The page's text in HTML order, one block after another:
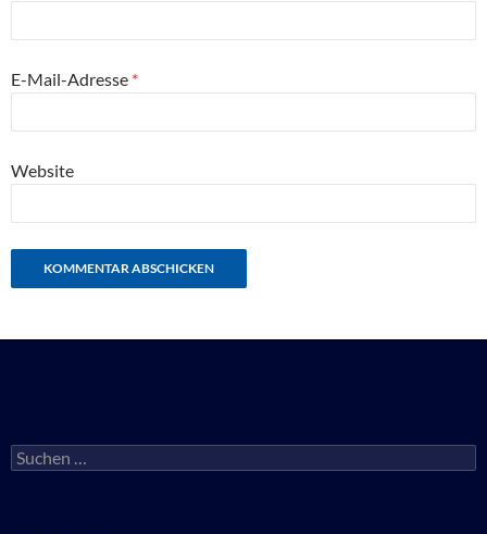
E-Mail-Adresse *
Website
Suchen
nach: